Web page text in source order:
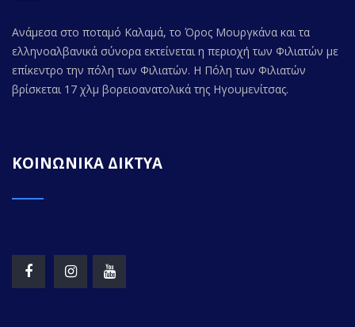
Ανάμεσα στο ποταμό Καλαμά, το Όρος Μουργκάνα και τα
ελληνοαλβανικά σύνορα εκτείνεται η περιοχή των Φιλιατών με
επίκεντρο την πόλη των Φιλιατών. Η Πόλη των Φιλιατών
βρίσκεται 17 χλμ βορειοανατολικά της Ηγουμενίτσας.
ΚΟΙΝΩΝΙΚΑ ΔΙΚΤΥΑ